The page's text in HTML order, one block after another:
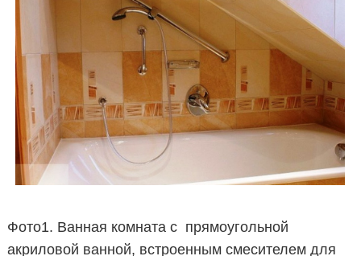
Фото1. Ванная комната с прямоугольной
акриловой ванной, встроенным смесителем для